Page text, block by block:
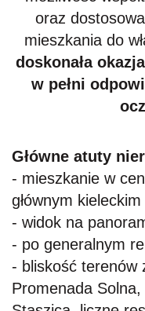
oraz
mieszkania do
doskonała
w pełni
Główne atuty
- mieszkanie w
głównym
- widok na
- po generalnym
- bliskość terenów
Promenada